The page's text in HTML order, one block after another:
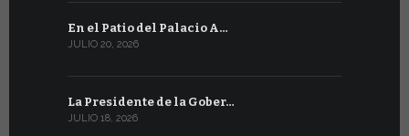
En el Patio del Palacio A…
JULIO 20, 2026
La Presidente de la Gober…
JULIO 18, 2026